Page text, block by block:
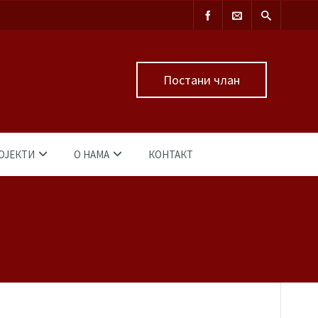
Постани члан
О НАМА КОНТАКТ